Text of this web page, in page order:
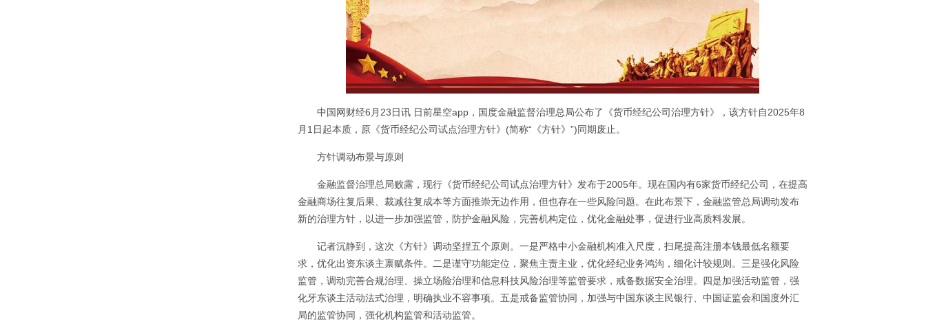
中国网财经6月23日讯 日前星空app，国度金融监督治理总局公布了《货币经纪公司治理方针》，该方针自2025年8
月1日起本质，原《货币经纪公司试点治理方针》(简称“《方针》”)同期废止。
方针调动布景与原则
金融监督治理总局败露，现行《货币经纪公司试点治理方针》发布于2005年。现在国内有6家货币经纪公司，在提高
金融商场往复后果、裁减往复成本等方面推崇无边作用，但也存在一些风险问题。在此布景下，金融监管总局调动发布
新的治理方针，以进一步加强监管，防护金融风险，完善机构定位，优化金融处事，促进行业高质料发展。
记者沉静到，这次《方针》调动坚捏五个原则。一是严格中小金融机构准入尺度，扫尾提高注册本钱最低名额要
求，优化出资东谈主禀赋条件。二是谨守功能定位，聚焦主责主业，优化经纪业务鸿沟，细化计较规则。三是强化风险
监管，调动完善合规治理、操立场险治理和信息科技风险治理等监管要求，戒备数据安全治理。四是加强活动监管，强
化牙东谈主活动法式治理，明确执业不容事项。五是戒备监管协同，加强与中国东谈主民银行、中国证监会和国度外汇
局的监管协同，强化机构监管和活动监管。